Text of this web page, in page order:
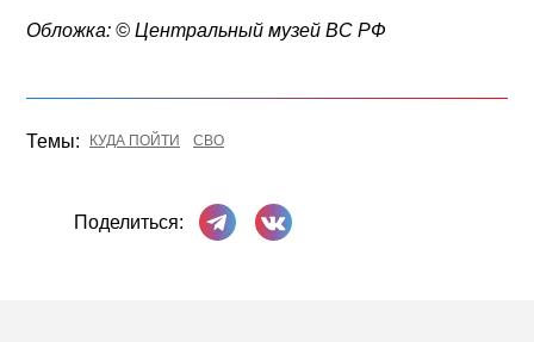
Обложка: © Центральный музей ВС РФ
Темы: КУДА ПОЙТИ СВО
Поделиться:
Поделиться в Телеграме
Поделиться ВКонтакте